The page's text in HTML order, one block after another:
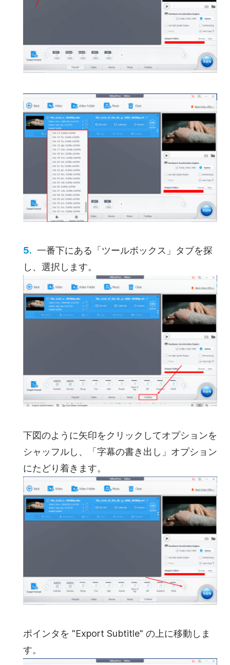
一番下にある「ツールボックス」タブを探
し、選択します。
下図のように矢印をクリックしてオプションを
シャッフルし、「字幕の書き出し」オプション
にたどり着きます。
ポインタを "Export Subtitle" の上に移動しま
す。